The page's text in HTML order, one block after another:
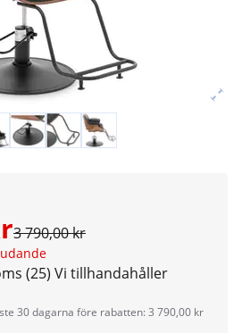
3 790,00 kr
(25) Vi tillhandahåller
30 dagarna före rabatten: 3 790,00 kr